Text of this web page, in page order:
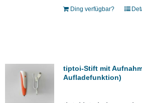
Ding verfügbar?
tiptoi-Stift mit
Aufladefunktion)